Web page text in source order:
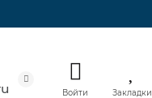
Войти Закладки